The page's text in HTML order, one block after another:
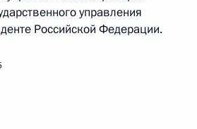
управления
Российской Федерации.